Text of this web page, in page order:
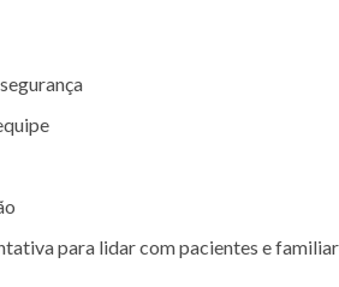
para lidar com pacientes e